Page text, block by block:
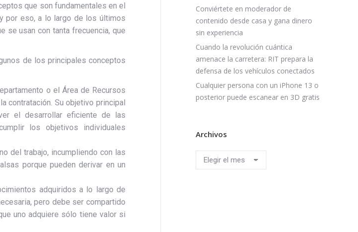
que son fundamentales en el
por eso, a lo largo de los últimos
se usan con tanta frecuencia, que
de los principales conceptos
o el Área de Recursos
contratación. Su objetivo principal
el desarrollar eficiente de las
los objetivos individuales
del trabajo, incumpliendo con las
porque pueden derivar en un
adquiridos a lo largo de
pero debe ser compartido
uno adquiere sólo tiene valor si
Conviértete en moderador de
contenido desde casa y gana dinero
sin experiencia
Cuando la revolución cuántica
amenace la carretera: RIT prepara la
defensa de los vehículos conectados
Cualquier persona con un iPhone 13 o
posterior puede escanear en 3D gratis
Archivos
Archivos